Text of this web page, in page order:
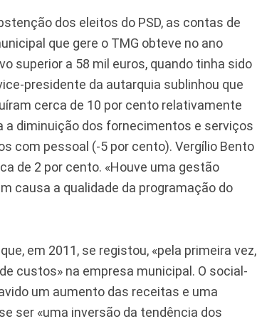
dos eleitos do PSD, as contas de
que gere o TMG obteve no ano
superior a 58 mil euros, quando tinha sido
presidente da autarquia sublinhou que
cerca de 10 por cento relativamente
a diminuição dos fornecimentos e serviços
com pessoal (-5 por cento). Vergílio Bento
de 2 por cento. «Houve uma gestão
causa a qualidade da programação do
em 2011, se registou, «pela primeira vez,
custos» na empresa municipal. O social-
um aumento das receitas e uma
ser «uma inversão da tendência dos